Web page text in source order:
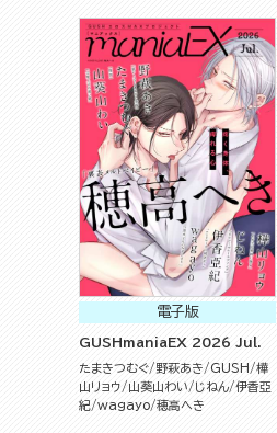
電子版
GUSHmaniaEX 2026 Jul.
たまきつむぐ 野萩あき GUSH
樺
山リョウ
山葵山わい じねん 伊香亞
紀
wagayo 穂高へき